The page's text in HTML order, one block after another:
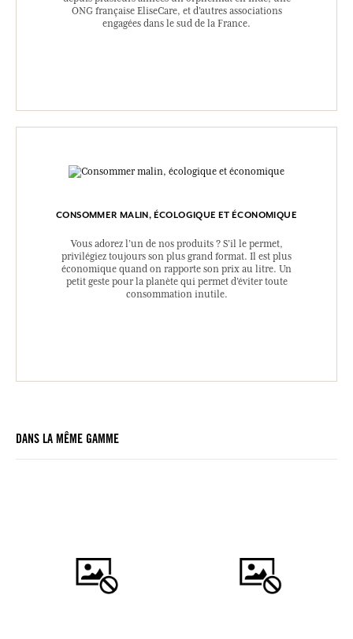
ONG française EliseCare, et d’autres associations
engagées dans le sud de la France.
CONSOMMER MALIN, ÉCOLOGIQUE ET ÉCONOMIQUE
Vous adorez l’un de nos produits ? S’il le permet,
privilégiez toujours son plus grand format. Il est plus
économique quand on rapporte son prix au litre. Un
petit geste pour la planète qui permet d’éviter toute
consommation inutile.
DANS LA MÊME GAMME